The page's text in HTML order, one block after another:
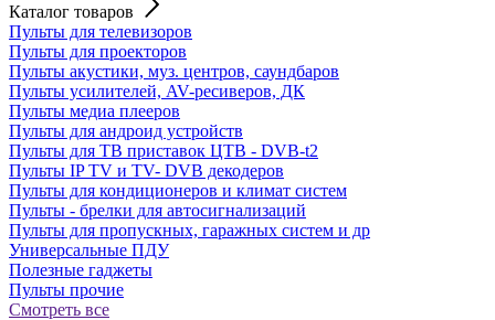
Каталог товаров
Пульты для телевизоров
Пульты для проекторов
Пульты акустики, муз. центров, саундбаров
Пульты усилителей, AV-ресиверов, ДК
Пульты медиа плееров
Пульты для андроид устройств
Пульты для ТВ приставок ЦТВ - DVB-t2
Пульты IP TV и TV- DVB декодеров
Пульты для кондиционеров и климат систем
Пульты - брелки для автосигнализаций
Пульты для пропускных, гаражных систем и др
Универсальные ПДУ
Полезные гаджеты
Пульты прочие
Смотреть все